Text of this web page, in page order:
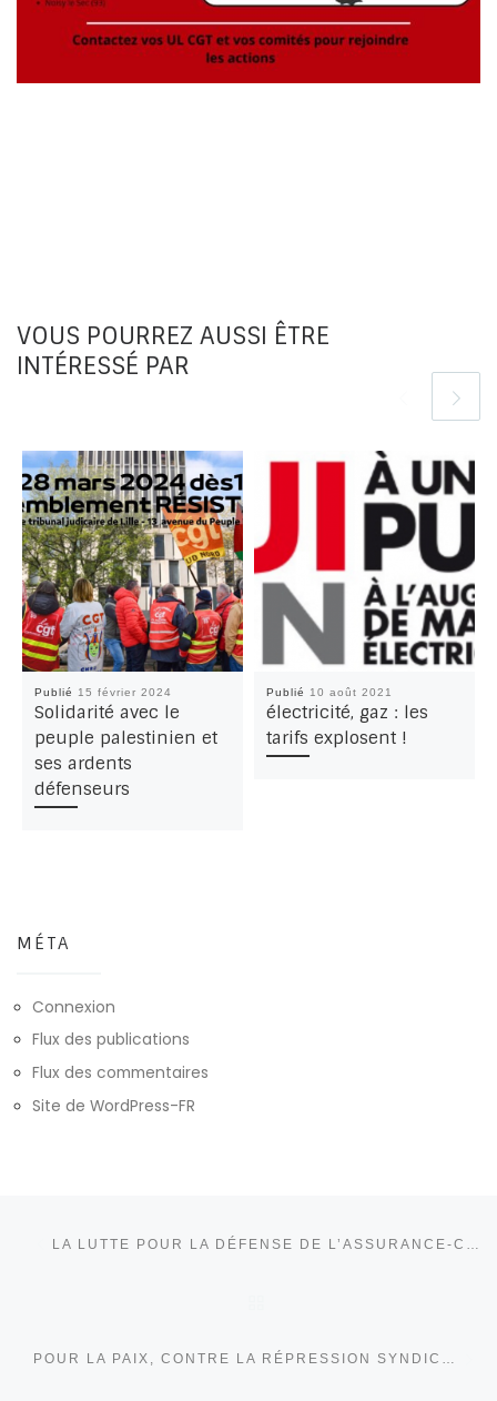
VOUS POURREZ AUSSI ÊTRE
INTÉRESSÉ PAR
Publié 15 février 2024
Solidarité avec le
peuple palestinien et
ses ardents
défenseurs
Publié 10 août 2021
électricité, gaz : les
tarifs explosent !
MÉTA
Connexion
Flux des publications
Flux des commentaires
Site de WordPress-FR
POUR LA PAIX, CONTRE LA RÉPRESSION SYNDICALE : TOUS DANS LA RUE LE 1ER MAI !